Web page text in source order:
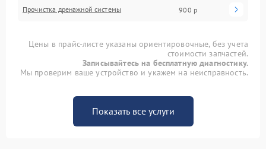
Прочистка дренажной системы 900 р
Цены в прайс-листе указаны ориентировочные, без учета
стоимости запчастей.
Записывайтесь на бесплатную диагностику.
Мы проверим ваше устройство и укажем на неисправность.
Показать все услуги